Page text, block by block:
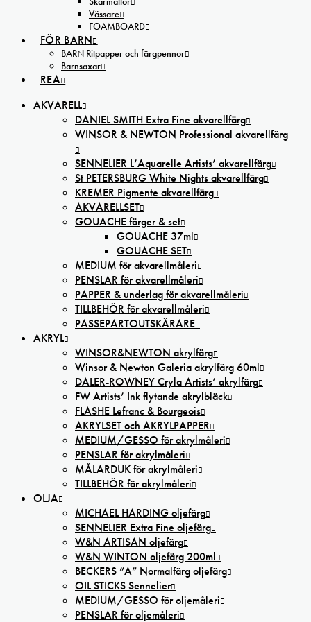
Vässare
FOAMBOARD
FÖR BARN
BARN Ritpapper och färgpennor
Barnsaxar
REA
AKVARELL
DANIEL SMITH Extra Fine akvarellfärg
WINSOR & NEWTON Professional akvarellfärg
SENNELIER L’Aquarelle Artists’ akvarellfärg
St PETERSBURG White Nights akvarellfärg
KREMER Pigmente akvarellfärg
AKVARELLSET
GOUACHE färger & set
GOUACHE 37ml
GOUACHE SET
MEDIUM för akvarellmåleri
PENSLAR för akvarellmåleri
PAPPER & underlag för akvarellmåleri
TILLBEHÖR för akvarellmåleri
PASSEPARTOUTSKÄRARE
AKRYL
WINSOR&NEWTON akrylfärg
Winsor & Newton Galeria akrylfärg 60ml
DALER-ROWNEY Cryla Artists’ akrylfärg
FW Artists’ Ink flytande akrylbläck
FLASHE Lefranc & Bourgeois
AKRYLSET och AKRYLPAPPER
MEDIUM/GESSO för akrylmåleri
PENSLAR för akrylmåleri
MÅLARDUK för akrylmåleri
TILLBEHÖR för akrylmåleri
OLJA
MICHAEL HARDING oljefärg
SENNELIER Extra Fine oljefärg
W&N ARTISAN oljefärg
W&N WINTON oljefärg 200ml
BECKERS ”A” Normalfärg oljefärg
OIL STICKS Sennelier
MEDIUM/GESSO för oljemåleri
PENSLAR för oljemåleri